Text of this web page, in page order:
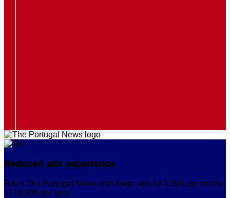
Reduced ads experience
Read The Portugal News with fewer ads for 1.99€ per month
or 19.99€ per year.